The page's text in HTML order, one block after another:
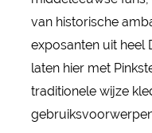
van historische
exposanten uit heel
laten hier met
traditionele wijze